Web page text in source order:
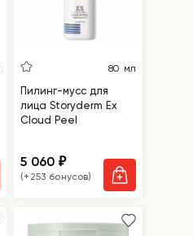
80 мл
Пилинг-мусс для
лица Storyderm Ex
Cloud Peel
5 060₽
(+253 бонусов)